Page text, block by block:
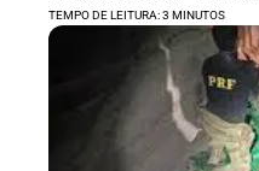
TEMPO DE LEITURA: 3 MINUTOS